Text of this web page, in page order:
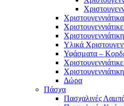
Υλικά
Υφάσματα –
Δώρα
Πάσχα
Πασχαλινές